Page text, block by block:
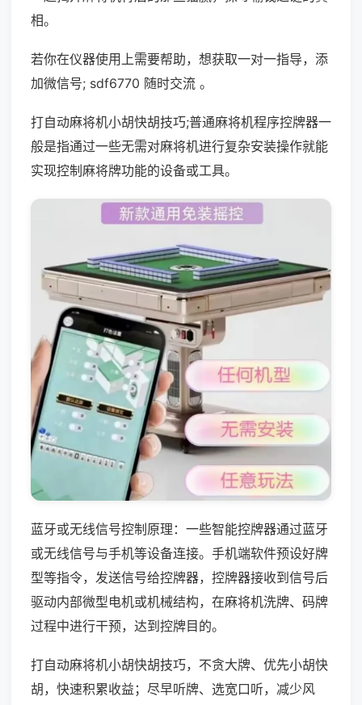
相。
若你在仪器使用上需要帮助，想获取一对一指导，添
加微信号; sdf6770 随时交流 。
打自动麻将机小胡快胡技巧;普通麻将机程序控牌器一
般是指通过一些无需对麻将机进行复杂安装操作就能
实现控制麻将牌功能的设备或工具。
蓝牙或无线信号控制原理：一些智能控牌器通过蓝牙
或无线信号与手机等设备连接。手机端软件预设好牌
型等指令，发送信号给控牌器，控牌器接收到信号后
驱动内部微型电机或机械结构，在麻将机洗牌、码牌
过程中进行干预，达到控牌目的。
打自动麻将机小胡快胡技巧，不贪大牌、优先小胡快
胡，快速积累收益；尽早听牌、选宽口听，减少风